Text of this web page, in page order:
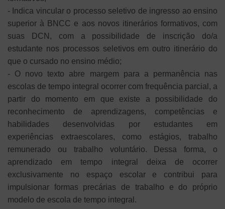
- Indica vincular o processo seletivo de ingresso ao ensino
superior à BNCC e aos novos itinerários formativos, com
suas DCN, com a possibilidade de inscrição do/a
estudante nos processos seletivos em outro itinerário do
que o cursado no ensino médio;
- O novo texto abre margem para a permanência nas
escolas de tempo integral ocorrer com frequência parcial, a
partir do momento em que existe a possibilidade do
reconhecimento de aprendizagens, competências e
habilidades desenvolvidas por estudantes em
experiências extraescolares, como estágios, trabalho
remunerado ou trabalho voluntário. Dessa forma, o
aprendizado em tempo integral deixa de ocorrer
exclusivamente no espaço escolar e contribui para
impulsionar formas precárias de trabalho e do próprio
modelo de escola de tempo integral.